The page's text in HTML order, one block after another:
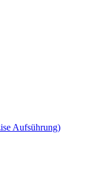
Aufsührung)